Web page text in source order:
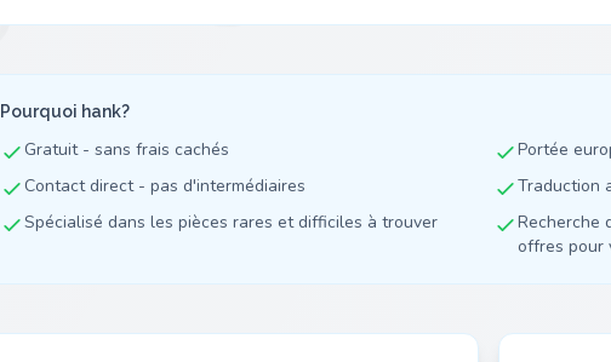
Pourquoi hank?
Gratuit - sans frais cachés
Portée
Contact direct - pas d'intermédiaires
Traduction
Spécialisé dans les pièces rares et difficiles à trouver
Recherche
offres pour